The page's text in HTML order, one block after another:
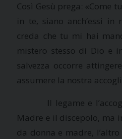
Così Gesù prega: «Come
in te, siano anch’essi in
creda che tu mi hai
mistero stesso di Dio e
salvezza occorre
assumere la nostra
Il legame e
Madre e il discepolo, ma
da donna e madre,